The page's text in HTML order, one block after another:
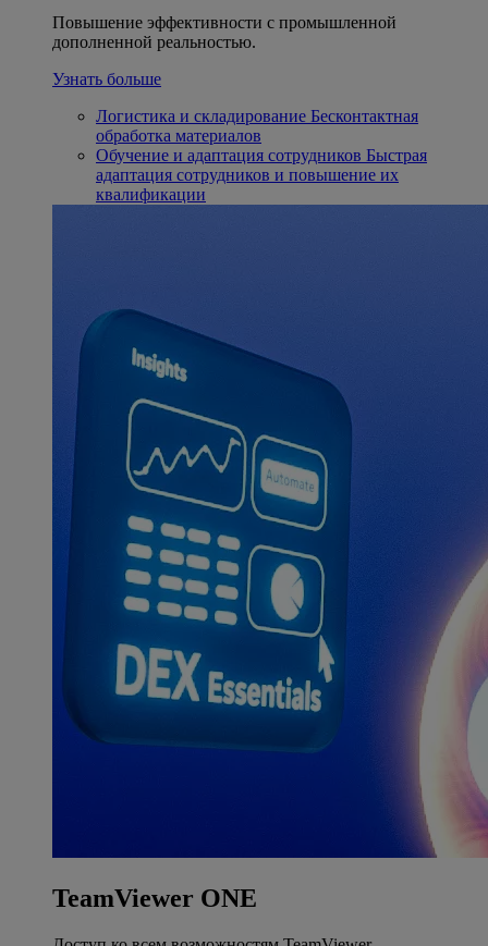
Повышение эффективности с промышленной
дополненной реальностью.
Узнать больше
Логистика и складирование Бесконтактная
обработка материалов
Обучение и адаптация сотрудников Быстрая
адаптация сотрудников и повышение их
квалификации
TeamViewer ONE